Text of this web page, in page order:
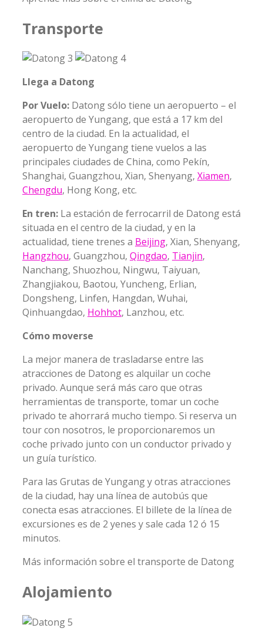
Transporte
Llega a Datong
Por Vuelo: Datong sólo tiene un aeropuerto – el
aeropuerto de Yungang, que está a 17 km del
centro de la ciudad. En la actualidad, el
aeropuerto de Yungang tiene vuelos a las
principales ciudades de China, como Pekín,
Shanghai, Guangzhou, Xian, Shenyang, Xiamen,
Chengdu, Hong Kong, etc.
En tren: La estación de ferrocarril de Datong está
situada en el centro de la ciudad, y en la
actualidad, tiene trenes a Beijing, Xian, Shenyang,
Hangzhou, Guangzhou, Qingdao, Tianjin,
Nanchang, Shuozhou, Ningwu, Taiyuan,
Zhangjiakou, Baotou, Yuncheng, Erlian,
Dongsheng, Linfen, Hangdan, Wuhai,
Qinhuangdao, Hohhot, Lanzhou, etc.
Cómo moverse
La mejor manera de trasladarse entre las
atracciones de Datong es alquilar un coche
privado. Aunque será más caro que otras
herramientas de transporte, tomar un coche
privado te ahorrará mucho tiempo. Si reserva un
tour con nosotros, le proporcionaremos un
coche privado junto con un conductor privado y
un guía turístico.
Para las Grutas de Yungang y otras atracciones
de la ciudad, hay una línea de autobús que
conecta esas atracciones. El billete de la línea de
excursiones es de 2 yenes y sale cada 12 ó 15
minutos.
Más información sobre el transporte de Datong
Alojamiento